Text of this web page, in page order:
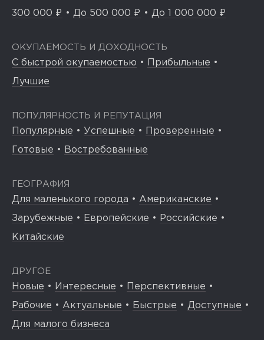
300 000 ₽ • До 500 000 ₽ • До 1 000 000 ₽
ОКУПАЕМОСТЬ И ДОХОДНОСТЬ
С быстрой окупаемостью • Прибыльные •
Лучшие
ПОПУЛЯРНОСТЬ И РЕПУТАЦИЯ
Популярные • Успешные • Проверенные •
Готовые • Востребованные
ГЕОГРАФИЯ
Для маленького города • Американские •
Зарубежные • Европейские • Российские •
Китайские
ДРУГОЕ
Новые • Интересные • Перспективные •
Рабочие • Актуальные • Быстрые • Доступные •
Для малого бизнеса